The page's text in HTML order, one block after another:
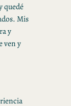
quedé
Mis
y
ven y